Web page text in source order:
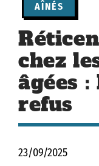
AÎNÉS
chez
âgées
refus
23/09/2025